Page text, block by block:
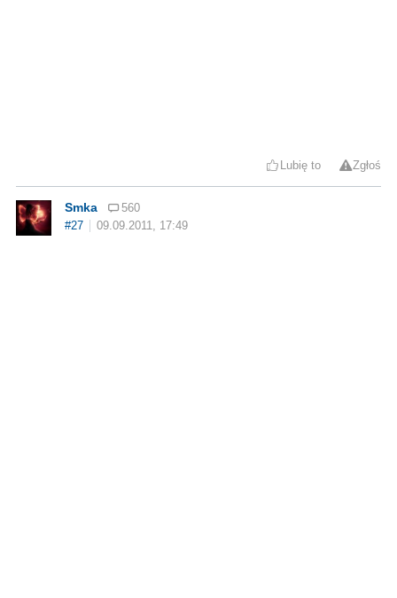
Lubię to Zgłoś
Smka
560
#27
09.09.2011, 17:49